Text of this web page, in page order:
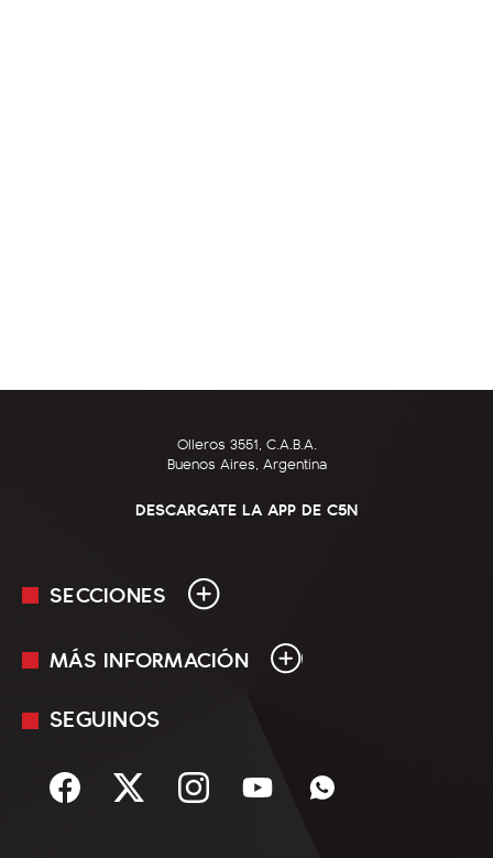
Olleros 3551, C.A.B.A.
Buenos Aires, Argentina
DESCARGATE LA APP DE C5N
SECCIONES
En Vivo
Sociedad
MÁS INFORMACIÓN
Mediakit
Términos y condiciones
SEGUINOS